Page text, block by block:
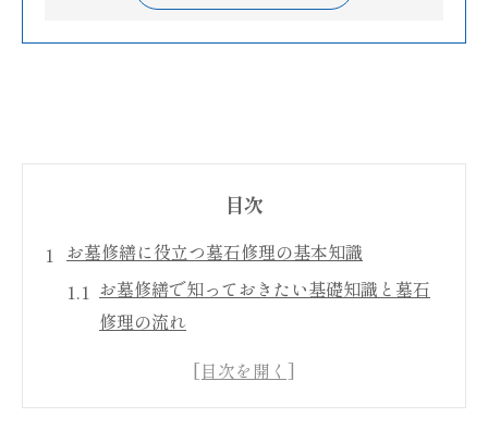
目次
お墓修繕に役立つ墓石修理の基本知識
お墓修繕で知っておきたい基礎知識と墓石
修理の流れ
墓石修理に欠かせないお墓修繕のポイント